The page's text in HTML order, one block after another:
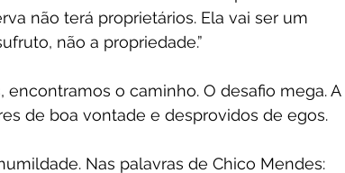
não terá proprietários. Ela vai ser um
não a propriedade.”
o caminho. O desafio mega. A
de boa vontade e desprovidos de egos.
Nas palavras de Chico Mendes: